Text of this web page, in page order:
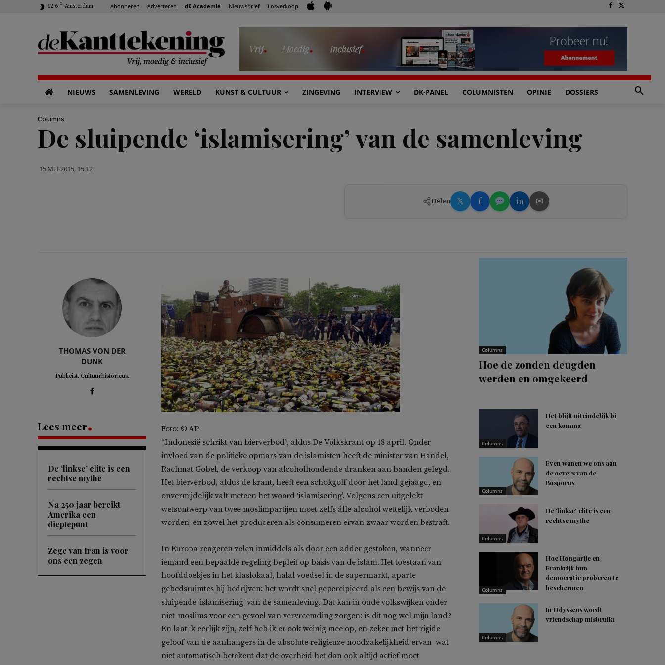
12.6 C Amsterdam Abonneren Adverteren dK Academie Nieuwsbrief Losverkoop
NIEUWS SAMENLEVING WERELD KUNST & CULTUUR ZINGEVING INTERVIEW DK-PANEL COLUMNISTEN OPINIE DOSSIERS
Columns
De sluipende ‘islamisering’ van de samenleving
15 MEI 2015, 15:12
Delen 𝕏 f in ✉
THOMAS VON DER
DUNK
Publicist. Cultuurhistoricus.
Lees meer
De ‘linkse’ elite is een
rechtse mythe
Na 250 jaar bereikt
Amerika een
dieptepunt
Zege van Iran is voor
ons een zegen
Foto: © AP
“Indonesië schrikt van bierverbod”, aldus De Volkskrant op 18 april. Onder
invloed van de politieke opmars van de islamisten heeft de minister van Handel,
Rachmat Gobel, de verkoop van alcoholhoudende dranken aan banden gelegd.
Het bierverbod, aldus de krant, heeft een schokgolf door het land gejaagd, en
onvermijdelijk valt meteen het woord ‘islamisering’. Volgens een uitgelekt
wetsontwerp van twee moslimpartijen moet zelfs álle alcohol wettelijk verboden
worden, en zowel het produceren als consumeren ervan zwaar worden bestraft.
In Europa reageren velen inmiddels als door een adder gestoken, wanneer
iemand een bepaalde regeling bepleit op basis van de islam. Het toestaan van
hoofddoekjes in het klaslokaal, halal voedsel in de supermarkt, aparte
gebedsruimtes bij bedrijven: het wordt snel gepercipieerd als een bewijs van de
sluipende ‘islamisering’ van de samenleving. Dat kan in oude volkswijken onder
niet-moslims voor een gevoel van vervreemding zorgen: is dit nog wel mijn land?
En laat ik eerlijk zijn, zelf heb ik er ook weinig mee op, en zeker met het rigide
geloof van de aanhangers in de absolute religieuze noodzakelijkheid ervan  wat
niet automatisch betekent dat de overheid het dan ook altijd actief moet
Columns
Hoe de zonden deugden
werden en omgekeerd
Columns
Het blijft uiteindelijk bij
een komma
Columns
Even wanen we ons aan
de oevers van de
Bosporus
Columns
De ‘linkse’ elite is een
rechtse mythe
Columns
Hoe Hongarije en
Frankrijk hun
democratie proberen te
beschermen
Columns
In Odysseus wordt
vriendschap misbruikt